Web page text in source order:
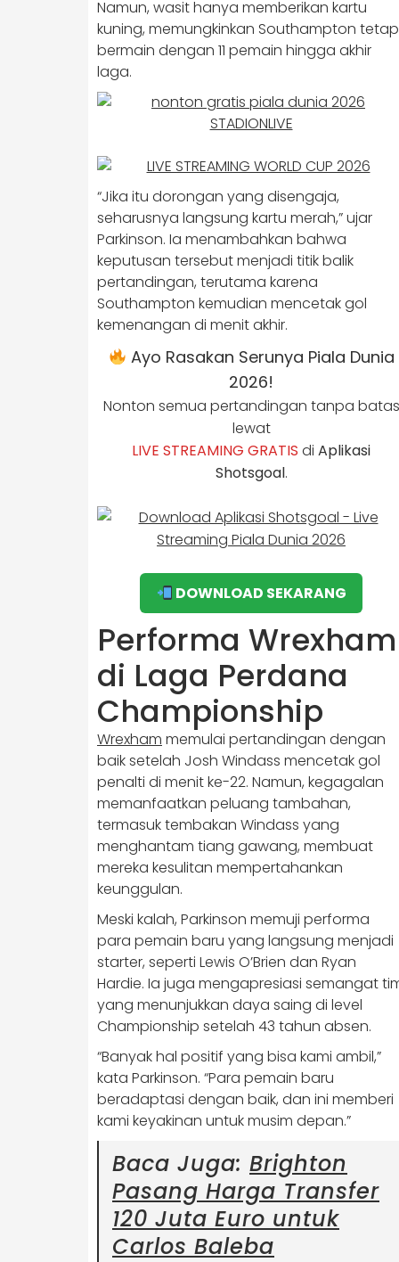
Namun, wasit hanya memberikan kartu
kuning, memungkinkan Southampton tetap
bermain dengan 11 pemain hingga akhir
laga.
“Jika itu dorongan yang disengaja,
seharusnya langsung kartu merah,” ujar
Parkinson. Ia menambahkan bahwa
keputusan tersebut menjadi titik balik
pertandingan, terutama karena
Southampton kemudian mencetak gol
kemenangan di menit akhir.
Ayo Rasakan Serunya Piala Dunia
2026!
Nonton semua pertandingan tanpa batas
lewat
LIVE STREAMING GRATIS di Aplikasi
Shotsgoal.
DOWNLOAD SEKARANG
Performa Wrexham
di Laga Perdana
Championship
Wrexham memulai pertandingan dengan
baik setelah Josh Windass mencetak gol
penalti di menit ke-22. Namun, kegagalan
memanfaatkan peluang tambahan,
termasuk tembakan Windass yang
menghantam tiang gawang, membuat
mereka kesulitan mempertahankan
keunggulan.
Meski kalah, Parkinson memuji performa
para pemain baru yang langsung menjadi
starter, seperti Lewis O’Brien dan Ryan
Hardie. Ia juga mengapresiasi semangat
yang menunjukkan daya saing di level
Championship setelah 43 tahun absen.
“Banyak hal positif yang bisa kami ambil,”
kata Parkinson. “Para pemain baru
beradaptasi dengan baik, dan ini memberi
kami keyakinan untuk musim depan.”
Baca Juga: Brighton
Pasang Harga Transfer
120 Juta Euro untuk
Carlos Baleba